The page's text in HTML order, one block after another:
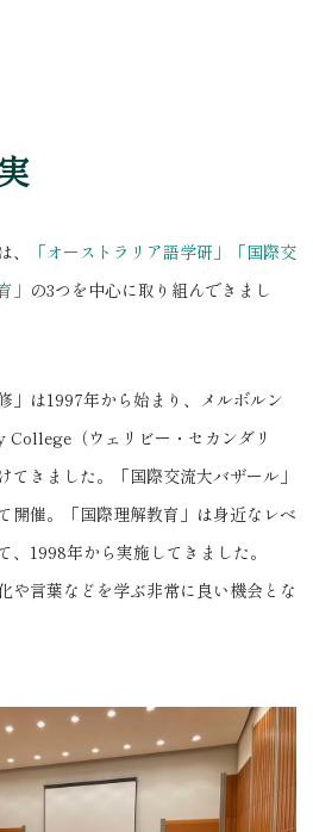
「オーストラリア語学研」「国際交
」 の3つを中心に取り組んできまし
」は1997年から始まり、メルボルン
（ウェリビー・セカンダリ
てきました。「国際交流大バザール」
開催。「国際理解教育」は身近なレベ
1998年から実施してきました。
や言葉などを学ぶ非常に良い機会とな